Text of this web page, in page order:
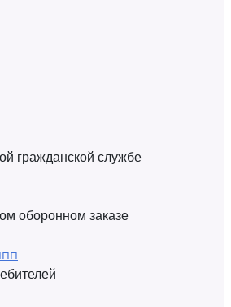
гражданской службе
оборонном заказе